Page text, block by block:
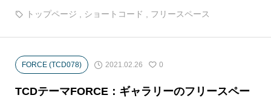
トップページ ショートコード フリースペース
FORCE (TCD078) 2021.02.26 0
TCDテーマFORCE：ギャラリーのフリースペー